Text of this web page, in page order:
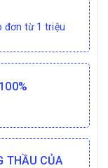
đơn từ 1 triệu
THẦU CỦA